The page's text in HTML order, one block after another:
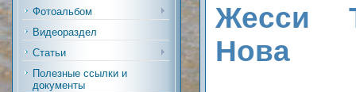
Фотоальбом
Видеораздел
Статьи
Полезные ссылки и
документы
Жесси
Нова